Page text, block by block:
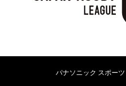
パナソニック スポーツ